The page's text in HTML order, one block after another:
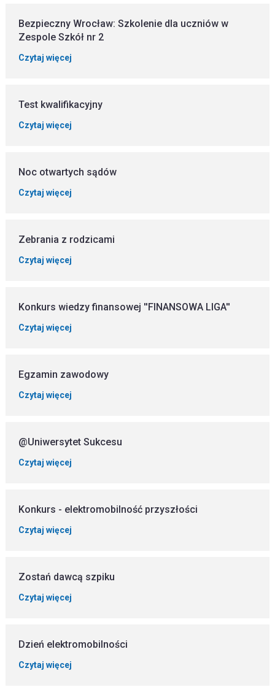
Bezpieczny Wrocław: Szkolenie dla uczniów w
Zespole Szkół nr 2
Czytaj więcej
Test kwalifikacyjny
Czytaj więcej
Noc otwartych sądów
Czytaj więcej
Zebrania z rodzicami
Czytaj więcej
Konkurs wiedzy finansowej ''FINANSOWA LIGA''
Czytaj więcej
Egzamin zawodowy
Czytaj więcej
@Uniwersytet Sukcesu
Czytaj więcej
Konkurs - elektromobilność przyszłości
Czytaj więcej
Zostań dawcą szpiku
Czytaj więcej
Dzień elektromobilności
Czytaj więcej